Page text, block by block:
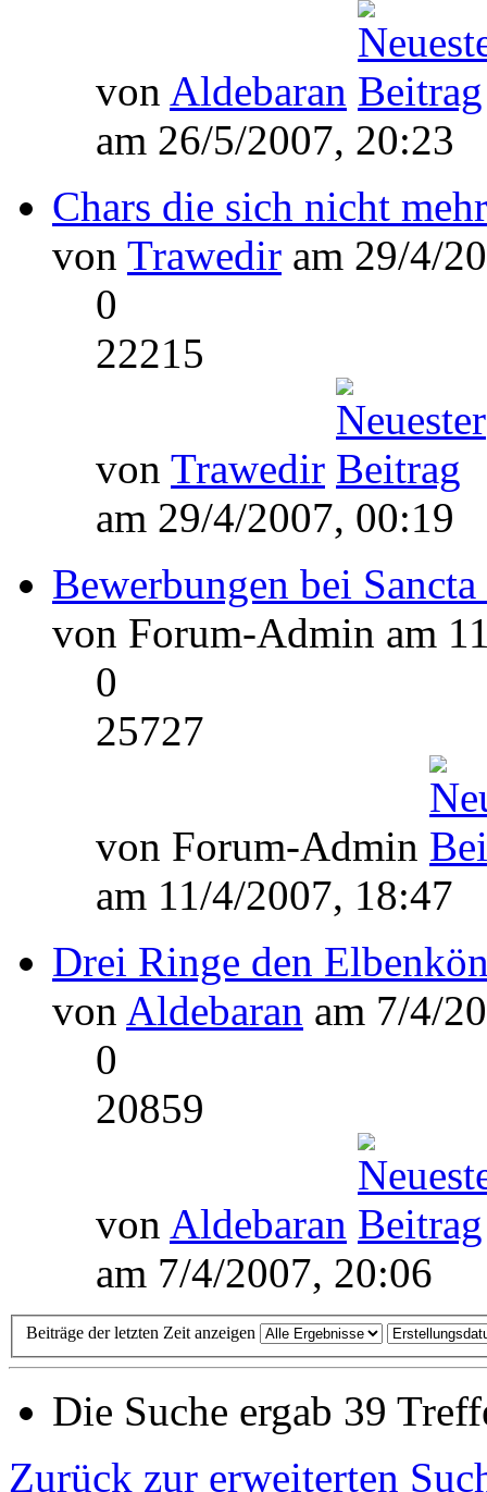
von Aldebaran
am 26/5/2007, 20:23
Chars die sich nicht
von Trawedir am 29/4/
0
22215
von Trawedir
am 29/4/2007, 00:19
Bewerbungen bei
von Forum-Admin am
0
25727
von Forum-Admin
am 11/4/2007, 18:47
Drei Ringe den
von Aldebaran am 7/4/
0
20859
von Aldebaran
am 7/4/2007, 20:06
Beiträge der letzten Zeit anzeigen
Die Suche ergab 39
Zurück zur erweiterten